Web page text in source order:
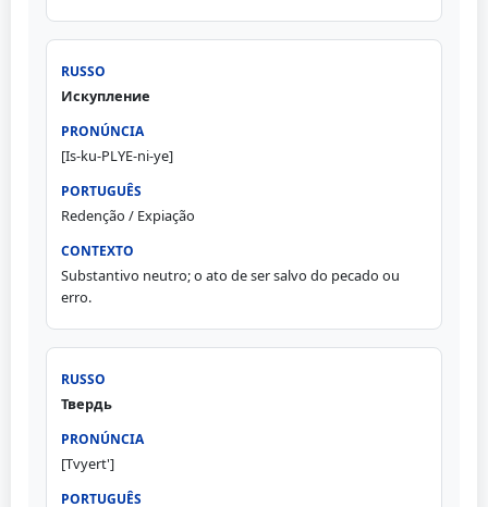
Искупление
[Is-ku-PLYE-ni-ye]
Redenção / Expiação
Substantivo neutro; o ato de ser salvo do pecado ou
erro.
Твердь
[Tvyert']